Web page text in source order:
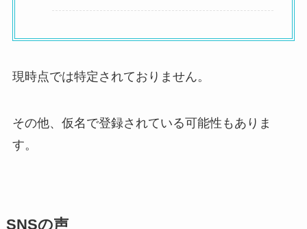
現時点では特定されておりません。
その他、仮名で登録されている可能性もありま
す。
SNSの声